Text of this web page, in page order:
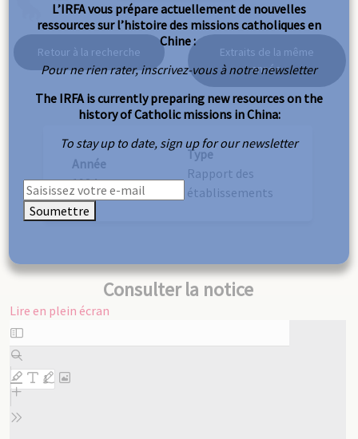
Retour à la recherche
Extraits de la même
année
Année
1934
Type
Rapport des
établissements
Consulter la notice
Lire en plein écran
Aller
au
contenu
PDF
L’IRFA vous prépare actuellement de nouvelles
ressources sur l’histoire des missions catholiques en
Chine :
Pour ne rien rater, inscrivez-vous à notre newsletter
The IRFA is currently preparing new resources on the
history of Catholic missions in China:
To stay up to date, sign up for our newsletter
Soumettre